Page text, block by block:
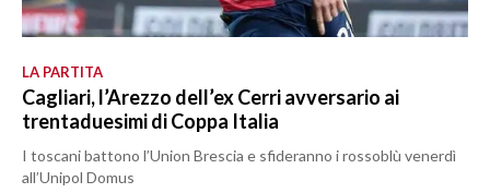
LA PARTITA
Cagliari, l’Arezzo dell’ex Cerri avversario ai
trentaduesimi di Coppa Italia
I toscani battono l’Union Brescia e sfideranno i rossoblù venerdì
all’Unipol Domus